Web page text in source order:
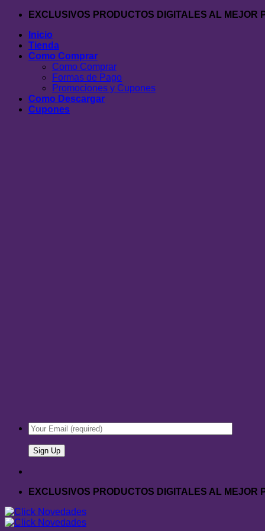
Saltar
contenido
EXCLUSIVOS PRODUCTOS DIGITALES AL MEJOR
Inicio
Tienda
Como Comprar
Como Comprar
Formas de Pago
Promociones y Cupones
Como Descargar
Cupones
EXCLUSIVOS PRODUCTOS DIGITALES AL MEJOR